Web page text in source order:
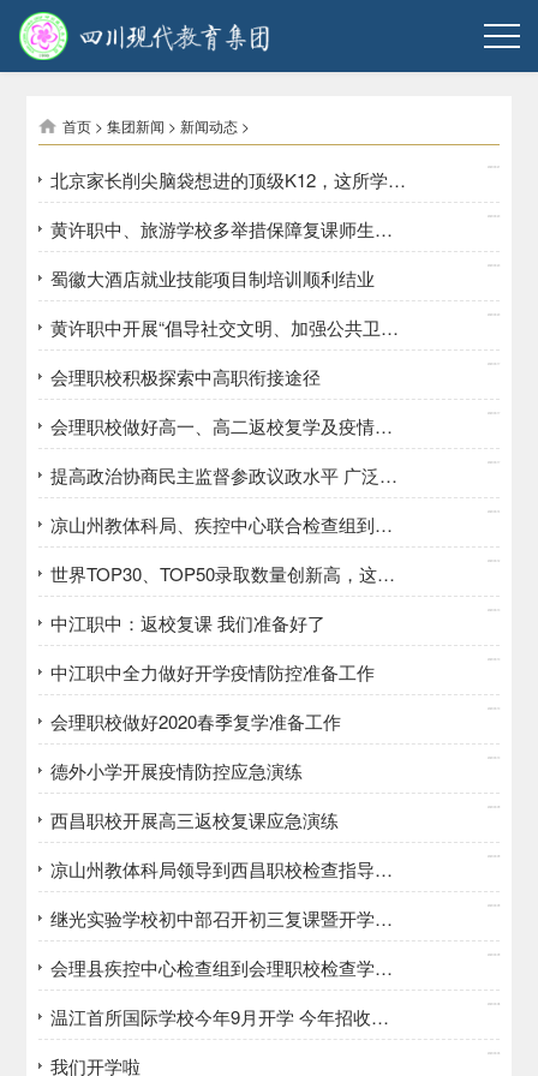
首页 >集团新闻 >新闻动态 >
北京家长削尖脑袋想进的顶级K12，这所学校来成都了！ 2020/04/21
黄许职中、旅游学校多举措保障复课师生安全 2020/04/20
蜀徽大酒店就业技能项目制培训顺利结业 2020/04/20
黄许职中开展“倡导社交文明、加强公共卫生”宣传教育活动 2020/04/20
会理职校积极探索中高职衔接途径 2020/04/17
会理职校做好高一、高二返校复学及疫情防控工作 2020/04/17
提高政治协商民主监督参政议政水平 广泛凝聚共识力量奋力夺取双胜利 2020/04/17
凉山州教体科局、疾控中心联合检查组到西昌职校检查指导高三复课工作 2020/04/14
世界TOP30、TOP50录取数量创新高，这所“名校收割机”北京私校排第一 2020/04/12
中江职中：返校复课 我们准备好了 2020/04/10
中江职中全力做好开学疫情防控准备工作 2020/04/10
会理职校做好2020春季复学准备工作 2020/04/10
德外小学开展疫情防控应急演练 2020/04/10
西昌职校开展高三返校复课应急演练 2020/04/09
凉山州教体科局领导到西昌职校检查指导开学返校复课工作 2020/04/09
继光实验学校初中部召开初三复课暨开学工作会 2020/04/09
会理县疾控中心检查组到会理职校检查学生用餐情况 2020/04/09
温江首所国际学校今年9月开学 今年招收小一二、初一和高一学生 2020/04/08
我们开学啦 2020/04/03